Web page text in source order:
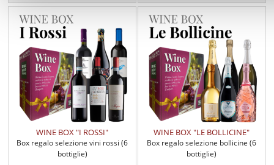
WINE BOX "I ROSSI"
Box regalo selezione vini rossi (6
bottiglie)
WINE BOX "LE BOLLICINE"
Box regalo selezione bollicine (6
bottiglie)